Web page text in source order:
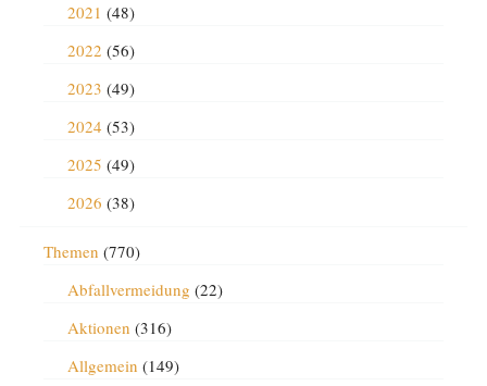
2021 (48)
2022 (56)
2023 (49)
2024 (53)
2025 (49)
2026 (38)
Themen (770)
Abfallvermeidung (22)
Aktionen (316)
Allgemein (149)